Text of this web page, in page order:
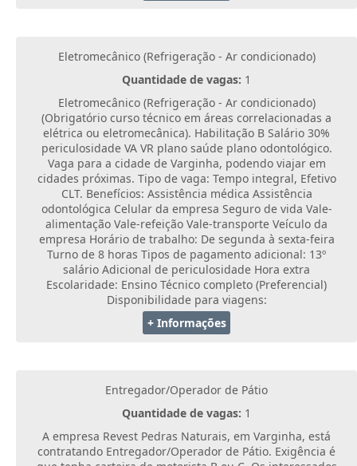
Eletromecânico (Refrigeração - Ar condicionado)
Quantidade de vagas: 1
Eletromecânico (Refrigeração - Ar condicionado)
(Obrigatório curso técnico em áreas correlacionadas a
elétrica ou eletromecânica). Habilitação B Salário 30%
periculosidade VA VR plano saúde plano odontológico.
Vaga para a cidade de Varginha, podendo viajar em
cidades próximas. Tipo de vaga: Tempo integral, Efetivo
CLT. Benefícios: Assistência médica Assistência
odontológica Celular da empresa Seguro de vida Vale-
alimentação Vale-refeição Vale-transporte Veículo da
empresa Horário de trabalho: De segunda à sexta-feira
Turno de 8 horas Tipos de pagamento adicional: 13º
salário Adicional de periculosidade Hora extra
Escolaridade: Ensino Técnico completo (Preferencial)
Disponibilidade para viagens:
+ Informações
Entregador/Operador de Pátio
Quantidade de vagas: 1
A empresa Revest Pedras Naturais, em Varginha, está
contratando Entregador/Operador de Pátio. Exigência é